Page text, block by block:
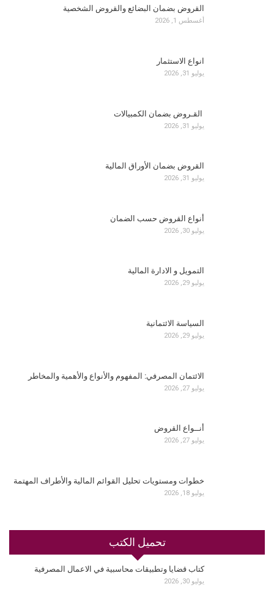
القروض بضمان البضائع والقروض الشخصية
أغسطس 1, 2026
انواع الاستثمار
يوليو 31, 2026
القـروض بضمان الكمبيالات
يوليو 31, 2026
القروض بضمان الأوراق المالية
يوليو 31, 2026
أنواع القروض حسب الضمان
يوليو 30, 2026
التمويل و الادارة المالية
يوليو 29, 2026
السياسة الائتمانية
يوليو 29, 2026
الائتمان المصرفي: المفهوم والأنواع والأهمية والمخاطر
يوليو 27, 2026
أنــواع القروض
يوليو 27, 2026
خطوات ومستويات تحليل القوائم المالية والأطراف المهتمة
يوليو 18, 2026
تحميل الكتب
كتاب قضايا وتطبيقات محاسبية في الاعمال المصرفية
يوليو 30, 2026